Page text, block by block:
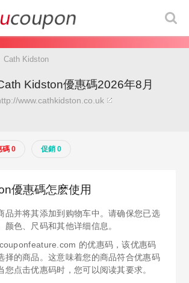
Cath Kidston
Kidston優惠碼2026年8月
www.cathkidston.co.uk
碼 0 促銷 0
優惠碼怎麽使用
品并将其添加到购物车中。请确保您已选
颜色、尺码和其他详细信息。
的优惠码，该优惠码
择的商品。这意味着您的商品符合优惠码
您点击优惠码时，您可以阅读其要求。